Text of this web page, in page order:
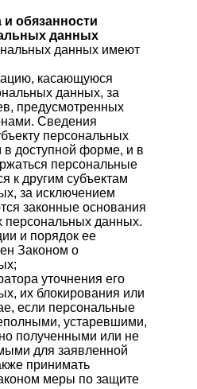
обязанности
данных
данных имеют
касающуюся
данных, за
предусмотренных
Сведения
персональных
доступной форме, и в
персональные
к другим субъектам
за исключением
законные основания
персональных данных.
и порядок ее
Законом о
уточнения его
их блокирования или
если персональные
устаревшими,
полученными или не
для заявленной
принимать
меры по защите